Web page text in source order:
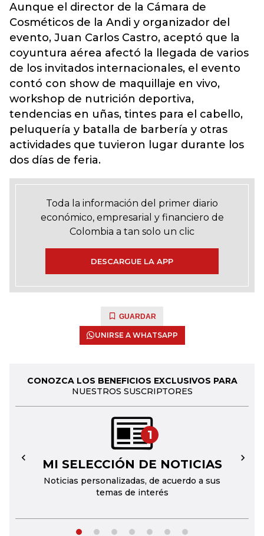
Aunque el director de la Cámara de
Cosméticos de la Andi y organizador del
evento, Juan Carlos Castro, aceptó que la
coyuntura aérea afectó la llegada de varios
de los invitados internacionales, el evento
contó con show de maquillaje en vivo,
workshop de nutrición deportiva,
tendencias en uñas, tintes para el cabello,
peluquería y batalla de barbería y otras
actividades que tuvieron lugar durante los
dos días de feria.
Toda la información del primer diario
económico, empresarial y financiero de
Colombia a tan solo un clic
DESCARGUE LA APP
GUARDAR
UNIRSE A WHATSAPP
CONOZCA LOS BENEFICIOS EXCLUSIVOS PARA
NUESTROS SUSCRIPTORES
1
MI SELECCIÓN DE NOTICIAS
Noticias personalizadas, de acuerdo a sus
temas de interés
← →